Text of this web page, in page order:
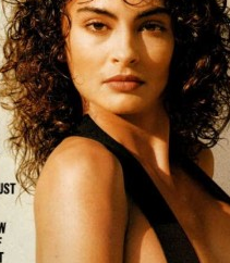
POP Rocky
Yam!